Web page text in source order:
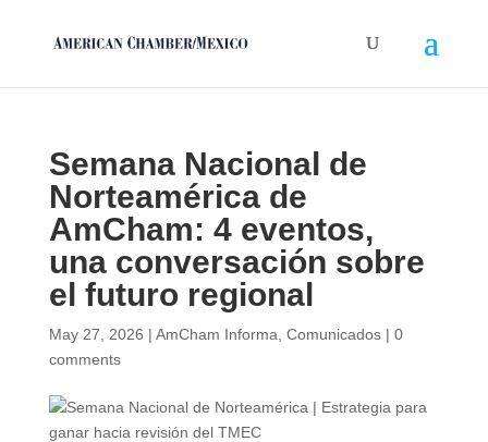
Semana Nacional de
Norteamérica de
AmCham: 4 eventos,
una conversación sobre
el futuro regional
May 27, 2026 | AmCham Informa Comunicados| 0
comments